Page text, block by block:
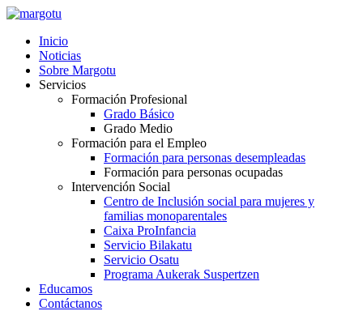
Ir
contenido
Inicio
Noticias
Sobre Margotu
Servicios
Formación Profesional
Grado Básico
Grado Medio
Formación para el Empleo
Formación para personas desempleadas
Formación para personas ocupadas
Intervención Social
Centro de Inclusión social para mujeres y
familias monoparentales
Caixa ProInfancia
Servicio Bilakatu
Servicio Osatu
Programa Aukerak Suspertzen
Educamos
Contáctanos